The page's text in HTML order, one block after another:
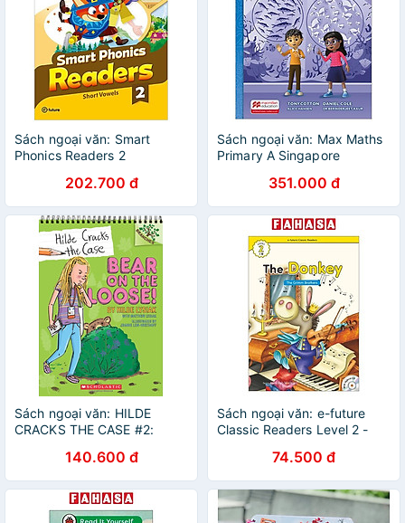
Sách ngoại văn: Smart
Phonics Readers 2
202.700 đ
Sách ngoại văn: Max Maths
Primary A Singapore
Workbook351.000 đ
Sách ngoại văn: HILDE
CRACKS THE CASE #2:
140.600 đ
Sách ngoại văn: e-future
Classic Readers Level 2 -
74.500 đ